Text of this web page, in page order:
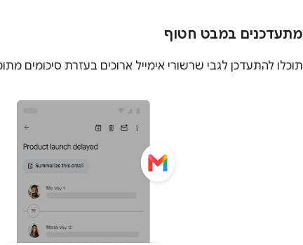
מתעדכנים במבט חטוף
תוכלו להתעדכן לגבי שרשורי אימייל ארוכים בעזרת סיכומים